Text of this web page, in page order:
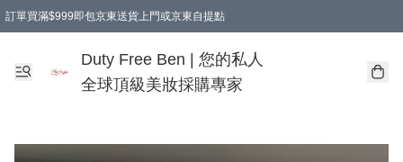
訂單買滿$999即包京東送貨上門或京東自提點
Duty Free Ben | 您的私人
全球頂級美妝採購專家